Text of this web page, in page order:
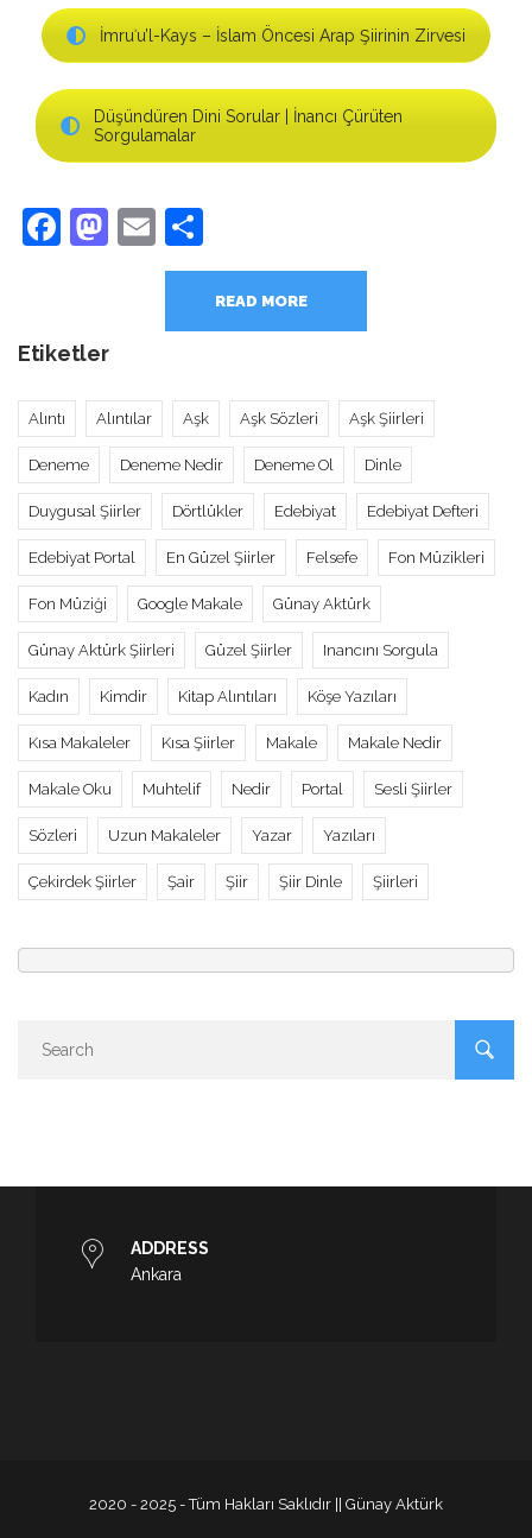
İmruʾu’l-Kays – İslam Öncesi Arap Şiirinin Zirvesi
Düşündüren Dini Sorular | İnancı Çürüten
Sorgulamalar
Facebook
Mastodon
Email
READ MORE
Etiketler
Alıntı Alıntılar Aşk Aşk Sözleri Aşk Şiirleri
Deneme Deneme Nedir Deneme Ol Dinle
Duygusal Şiirler Dörtlükler Edebiyat Edebiyat Defteri
Edebiyat Portal En Güzel Şiirler Felsefe Fon Müzikleri
Fon Müziği Google Makale Günay Aktürk
Günay Aktürk Şiirleri Güzel Şiirler Inancını Sorgula
Kadın Kimdir Kitap Alıntıları Köşe Yazıları
Kısa Makaleler Kısa Şiirler Makale Makale Nedir
Makale Oku Muhtelif Nedir Portal Sesli Şiirler
Sözleri Uzun Makaleler Yazar Yazıları
Çekirdek Şiirler Şair Şiir Şiir Dinle Şiirleri
ADDRESS
Ankara
2020 - 2025 - Tüm Hakları Saklıdır || Günay Aktürk